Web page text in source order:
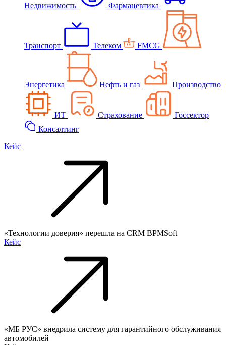
Недвижимость Фармацевтика
Транспорт Телеком FMCG
Энергетика Нефть и газ Производство
ИТ Страхование
Госсектор
Консалтинг
Кейс
«Технологии доверия» перешла на CRM BPMSoft
Кейс
«МБ РУС» внедрила систему для гарантийного обслуживания
автомобилей